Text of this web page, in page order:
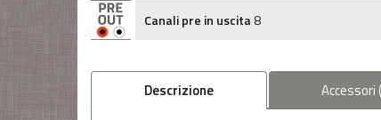
Canali pre in uscita8
Descrizione Accessori (